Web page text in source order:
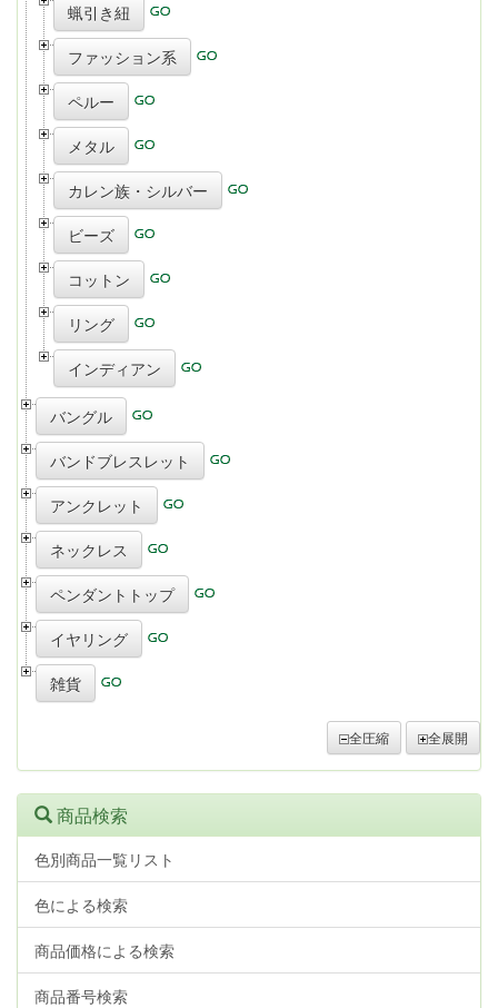
蝋引き紐
ファッション系
ペルー
メタル
カレン族・シルバー
ビーズ
コットン
リング
インディアン
バングル
バンドブレスレット
アンクレット
ネックレス
ペンダントトップ
イヤリング
雑貨
全圧縮 全展開
商品検索
色別商品一覧リスト
色による検索
商品価格による検索
商品番号検索